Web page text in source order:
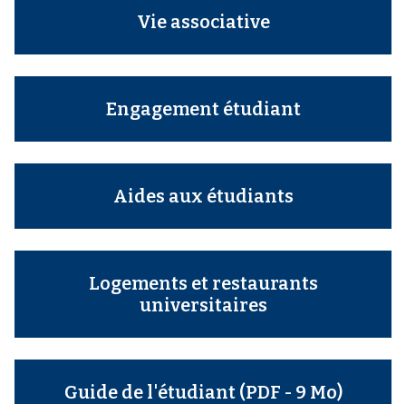
Vie associative
Engagement étudiant
Aides aux étudiants
Logements et restaurants
universitaires
Guide de l'étudiant (PDF - 9 Mo)